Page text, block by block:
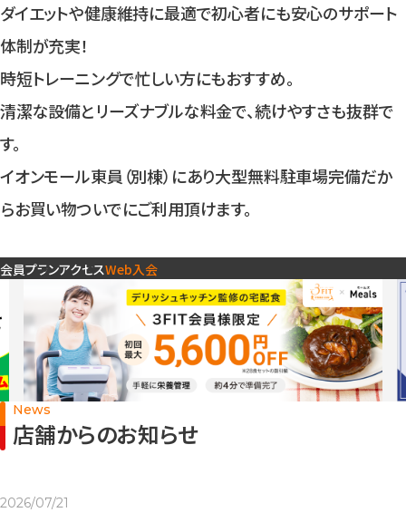
公式SNSアカウント
ダイエットや健康維持に最適で初心者にも安心のサポート
体制が充実！
時短トレーニングで忙しい方にもおすすめ。
清潔な設備とリーズナブルな料金で、続けやすさも抜群で
す。
イオンモール東員（別棟）にあり大型無料駐車場完備だか
らお買い物ついでにご利用頂けます。
会員プランアクセスWeb入会
News
店舗からのお知らせ
2026/07/21